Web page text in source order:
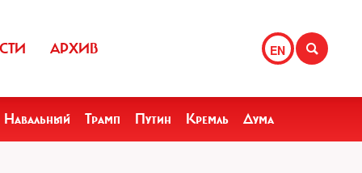
EN
АРХИВ
Навальный Трамп Путин Кремль Дума